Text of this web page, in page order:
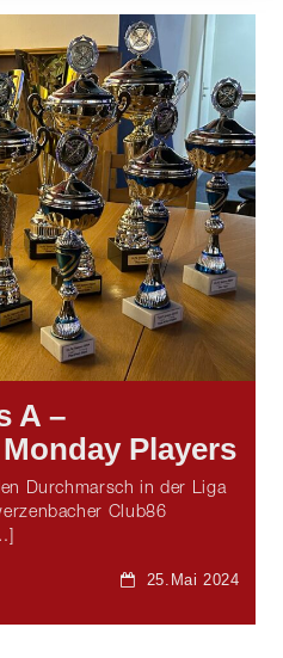
A –
Players
Durchmarsch in der Liga
Club86
25.Mai 2024